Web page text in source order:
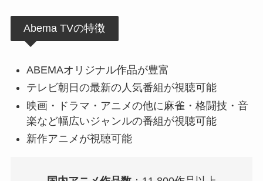
Abema TVの特徴
ABEMAオリジナル作品が豊富
テレビ朝日の最新の人気番組が視聴可能
映画・ドラマ・アニメの他に麻雀・格闘技・音
楽など幅広いジャンルの番組が視聴可能
新作アニメが視聴可能